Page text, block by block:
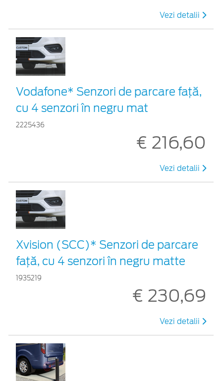
Vezi detalii
Vodafone* Senzori de parcare față,
cu 4 senzori în negru mat
2225436
€ 216,60
Vezi detalii
Xvision (SCC)* Senzori de parcare
faţă, cu 4 senzori în negru matte
1935219
€ 230,69
Vezi detalii